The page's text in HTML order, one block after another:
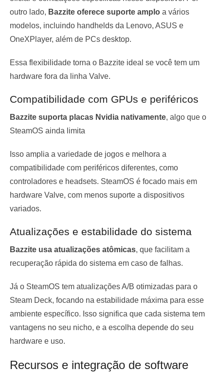
outro lado, Bazzite oferece suporte amplo a vários
modelos, incluindo handhelds da Lenovo, ASUS e
OneXPlayer, além de PCs desktop.
Essa flexibilidade torna o Bazzite ideal se você tem um
hardware fora da linha Valve.
Compatibilidade com GPUs e periféricos
Bazzite suporta placas Nvidia nativamente, algo que o
SteamOS ainda limita
Isso amplia a variedade de jogos e melhora a
compatibilidade com periféricos diferentes, como
controladores e headsets. SteamOS é focado mais em
hardware Valve, com menos suporte a dispositivos
variados.
Atualizações e estabilidade do sistema
Bazzite usa atualizações atômicas, que facilitam a
recuperação rápida do sistema em caso de falhas.
Já o SteamOS tem atualizações A/B otimizadas para o
Steam Deck, focando na estabilidade máxima para esse
ambiente específico. Isso significa que cada sistema tem
vantagens no seu nicho, e a escolha depende do seu
hardware e uso.
Recursos e integração de software